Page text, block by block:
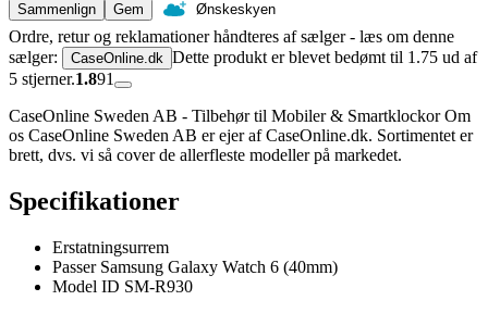
Sammenlign
Gem Ønskeskyen
Ordre, retur og reklamationer håndteres af sælger - læs om denne
sælger:
CaseOnline.dk Dette produkt er blevet bedømt til 1.75 ud af
5 stjerner.1.891
CaseOnline Sweden AB - Tilbehør til Mobiler & Smartklockor Om
os CaseOnline Sweden AB er ejer af CaseOnline.dk. Sortimentet er
brett, dvs. vi så cover de allerfleste modeller på markedet.
Specifikationer
Erstatningsurrem
Passer Samsung Galaxy Watch 6 (40mm)
Model ID SM-R930